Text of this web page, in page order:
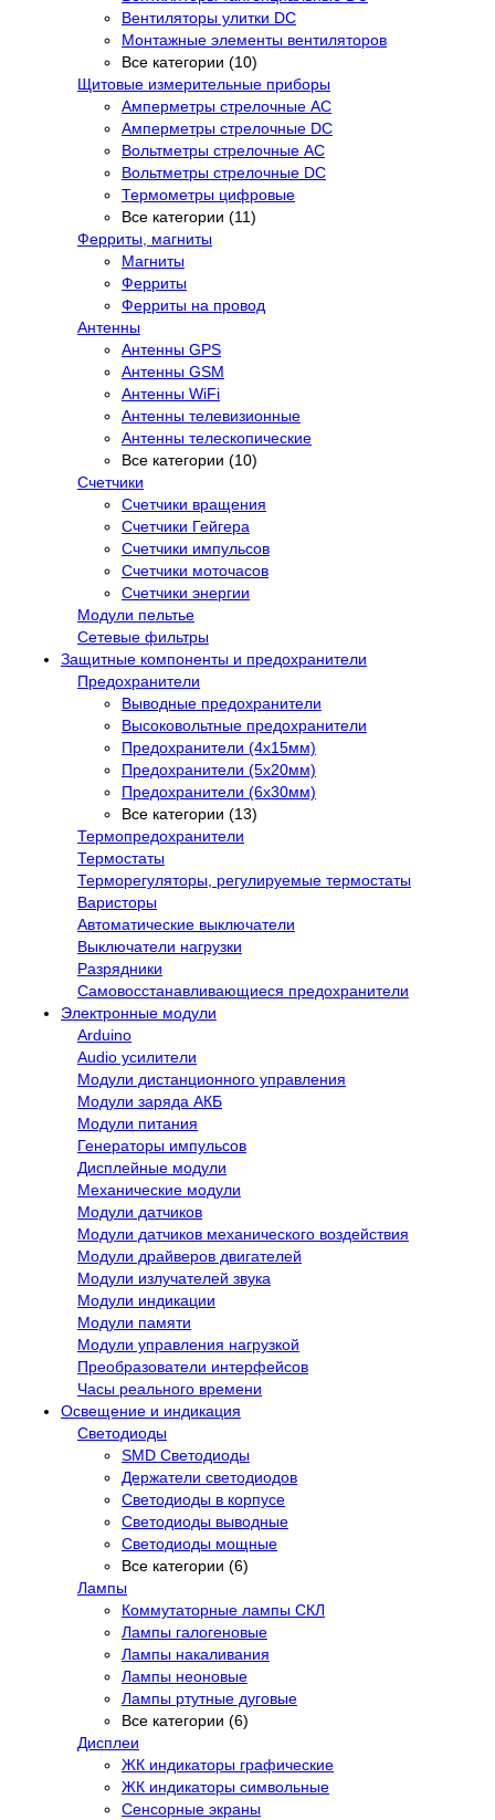
Вентиляторы улитки DC
Монтажные элементы вентиляторов
Все категории (10)
Щитовые измерительные приборы
Амперметры стрелочные AC
Амперметры стрелочные DC
Вольтметры стрелочные AC
Вольтметры стрелочные DC
Термометры цифровые
Все категории (11)
Ферриты, магниты
Магниты
Ферриты
Ферриты на провод
Антенны
Антенны GPS
Антенны GSM
Антенны WiFi
Антенны телевизионные
Антенны телескопические
Все категории (10)
Счетчики
Счетчики вращения
Счетчики Гейгера
Счетчики импульсов
Счетчики моточасов
Счетчики энергии
Модули пельтье
Сетевые фильтры
Защитные компоненты и предохранители
Предохранители
Выводные предохранители
Высоковольтные предохранители
Предохранители (4х15мм)
Предохранители (5х20мм)
Предохранители (6х30мм)
Все категории (13)
Термопредохранители
Термостаты
Терморегуляторы, регулируемые термостаты
Варисторы
Автоматические выключатели
Выключатели нагрузки
Разрядники
Самовосстанавливающиеся предохранители
Электронные модули
Arduino
Audio усилители
Модули дистанционного управления
Модули заряда АКБ
Модули питания
Генераторы импульсов
Дисплейные модули
Механические модули
Модули датчиков
Модули датчиков механического воздействия
Модули драйверов двигателей
Модули излучателей звука
Модули индикации
Модули памяти
Модули управления нагрузкой
Преобразователи интерфейсов
Часы реального времени
Освещение и индикация
Светодиоды
SMD Светодиоды
Держатели светодиодов
Светодиоды в корпусе
Светодиоды выводные
Светодиоды мощные
Все категории (6)
Лампы
Коммутаторные лампы СКЛ
Лампы галогеновые
Лампы накаливания
Лампы неоновые
Лампы ртутные дуговые
Все категории (6)
Дисплеи
ЖК индикаторы графические
ЖК индикаторы символьные
Сенсорные экраны